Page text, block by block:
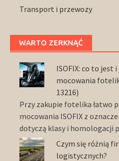
Transport i przewozy
WARTO ZERKNĄĆ
ISOFIX: co to jest
mocowania
13216)
Przy zakupie fotelika łatwo
mocowania ISOFIX z
dotyczą klasy i homologacji
Czym się różnią
logistycznych?